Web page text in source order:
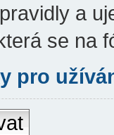
a
se na
pro